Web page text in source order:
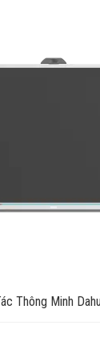
Thông Minh